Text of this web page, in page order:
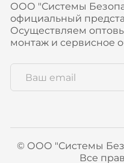
ООО "Системы
официальный
Осуществляем
монтаж и сервисное
© ООО "Системы
Все